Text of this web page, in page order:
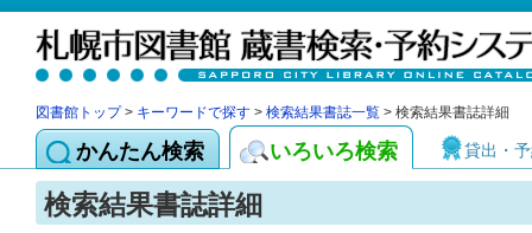
図書館トップ> キーワードで探す > 検索結果書誌一覧 > 検索結果書誌詳細
かんたん検索 いろいろ検索 貸出・
検索結果書誌詳細